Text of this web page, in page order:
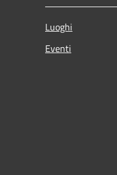
Luoghi
Eventi